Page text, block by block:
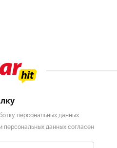
персональных данных
персональных данных согласен